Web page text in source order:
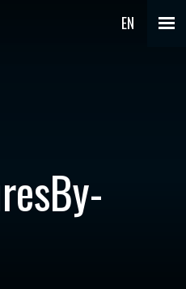
EN